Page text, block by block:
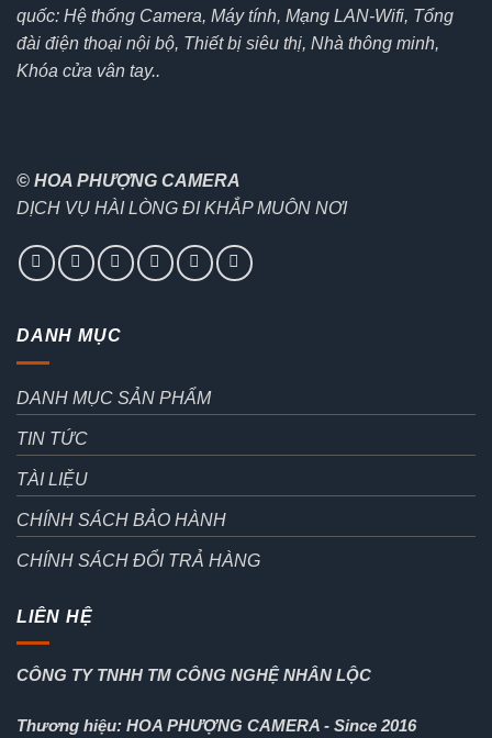
quốc: Hệ thống Camera, Máy tính, Mạng LAN-Wifi, Tổng
đài điện thoại nội bộ, Thiết bị siêu thị, Nhà thông minh,
Khóa cửa vân tay..
© HOA PHƯỢNG CAMERA
DỊCH VỤ HÀI LÒNG ĐI KHẮP MUÔN NƠI
DANH MỤC
DANH MỤC SẢN PHẨM
TIN TỨC
TÀI LIỆU
CHÍNH SÁCH BẢO HÀNH
CHÍNH SÁCH ĐỔI TRẢ HÀNG
LIÊN HỆ
CÔNG TY TNHH TM CÔNG NGHỆ NHÂN LỘC
Thương hiệu: HOA PHƯỢNG CAMERA - Since 2016